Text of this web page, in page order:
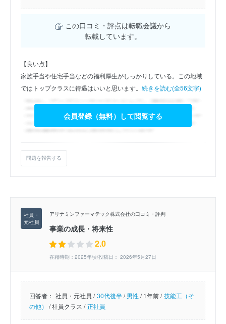
この口コミ・評点は転職会議から
転載しています。
【良い点】
家族手当や住宅手当などの福利厚生がしっかりしている。この地域
ではトップクラスに待遇はいいと思います。 続きを読む(全56文字)
会員登録（無料）して閲覧する
問題を報告する
アリナミンファーマテック株式会社の口コミ・評判
事業の成長・将来性
2.0
在籍時期：2025年頃/投稿日： 2026年5月27日
回答者： 社員・元社員 / 30代後半/男性/1年前 / 技能工（そ
の他） /社員クラス / 正社員